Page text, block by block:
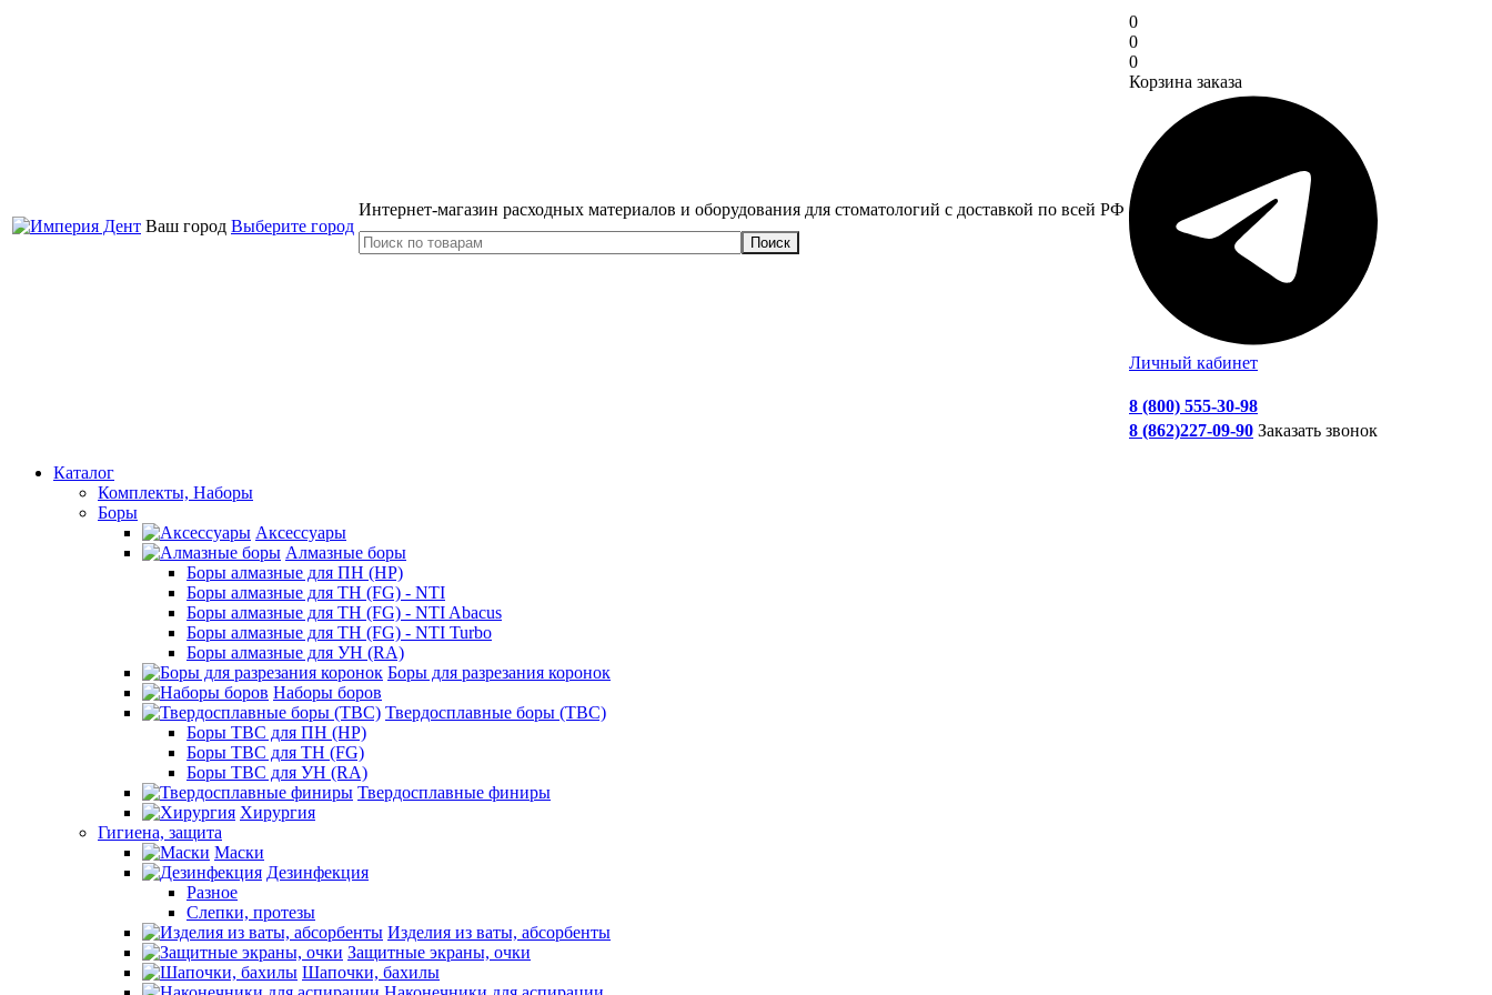
Ваш город Выберите город
Интернет-магазин расходных материалов и оборудования для стоматологий с доставкой по всей РФ
0
0
0
Корзина заказа
Личный кабинет
8 (800) 555-30-98
8 (862)227-09-90 Заказать звонок
Каталог
Комплекты, Наборы
Боры
Аксессуары
Алмазные боры
Боры алмазные для ПН (HP)
Боры алмазные для ТН (FG) - NTI
Боры алмазные для ТН (FG) - NTI Abacus
Боры алмазные для ТН (FG) - NTI Turbo
Боры алмазные для УН (RA)
Боры для разрезания коронок
Наборы боров
Твердосплавные боры (ТВС)
Боры ТВС для ПН (HP)
Боры ТВС для ТН (FG)
Боры ТВС для УН (RA)
Твердосплавные финиры
Хирургия
Гигиена, защита
Маски
Дезинфекция
Разное
Слепки, протезы
Изделия из ваты, абсорбенты
Защитные экраны, очки
Шапочки, бахилы